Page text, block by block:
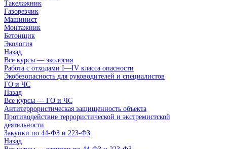
Такелажник
Газорезчик
Машинист
Монтажник
Бетонщик
Экология
Назад
Все курсы — экология
Работа с отходами I—IV класса опасности
Экобезопасность для руководителей и специалистов
ГО и ЧС
Назад
Все курсы — ГО и ЧС
Антитеррористическая защищенность объекта
Противодействие террористической и экстремистской
деятельности
Закупки по 44-ФЗ и 223-ФЗ
Назад